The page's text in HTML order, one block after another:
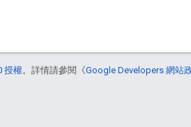
授權。詳情請參閱《Google Developers 網站